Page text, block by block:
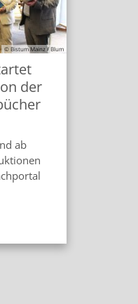
© Bistum Mainz / Blum
der
ab